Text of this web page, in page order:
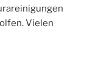
Vielen